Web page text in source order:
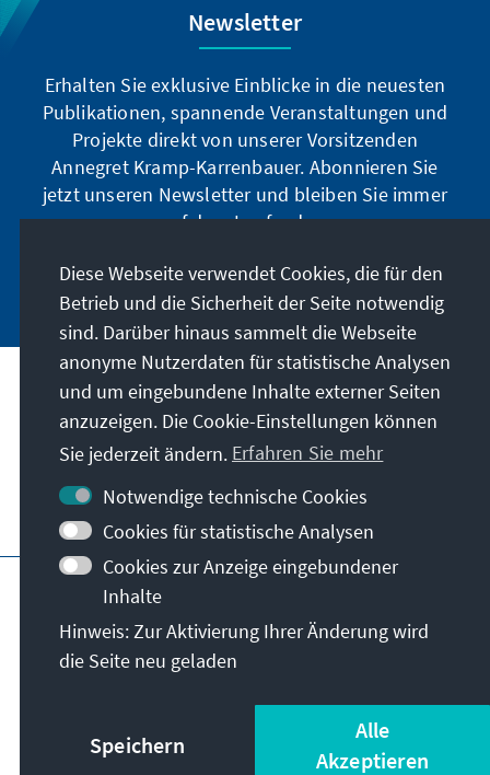
Newsletter
Erhalten Sie exklusive Einblicke in die neuesten
Publikationen, spannende Veranstaltungen und
Projekte direkt von unserer Vorsitzenden
Annegret Kramp-Karrenbauer. Abonnieren Sie
jetzt unseren Newsletter und bleiben Sie immer
auf dem Laufenden.
Jetzt abonnieren
Unser Auftrag
Kontakt
Weitere Angebote der Stiftung
Impressum
Datenschutz
Nutzungsbedingungen
Erklärung zur Barrierefreiheit
Barriere melden
Sitemap
© Konrad-Adenauer-Stiftung e.V. 2026
Diese Webseite verwendet Cookies, die für den
Betrieb und die Sicherheit der Seite notwendig
sind. Darüber hinaus sammelt die Webseite
anonyme Nutzerdaten für statistische Analysen
und um eingebundene Inhalte externer Seiten
anzuzeigen. Die Cookie-Einstellungen können
Sie jederzeit ändern. Erfahren Sie mehr
Notwendige technische Cookies
Cookies für statistische Analysen
Cookies zur Anzeige eingebundener
Inhalte
Hinweis: Zur Aktivierung Ihrer Änderung wird
die Seite neu geladen
Speichern
Alle
Akzeptieren